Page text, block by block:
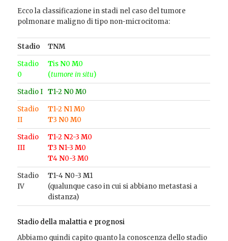
Ecco la classificazione in stadi nel caso del tumore
polmonare maligno di tipo non-microcitoma:
Stadio
TNM
Stadio
0
TisN0M0
(tumore in situ)
Stadio I T1-2N0M0
Stadio
II
T1-2N1M0
T3N0M0
Stadio
III
T1-2N2-3M0
T3N1-3M0
T4N0-3M0
Stadio
IV
T1-4N0-3M1
(qualunque caso in cui si abbiano metastasi a
distanza)
Stadio della malattia e prognosi
Abbiamo quindi capito quanto la conoscenza dello stadio